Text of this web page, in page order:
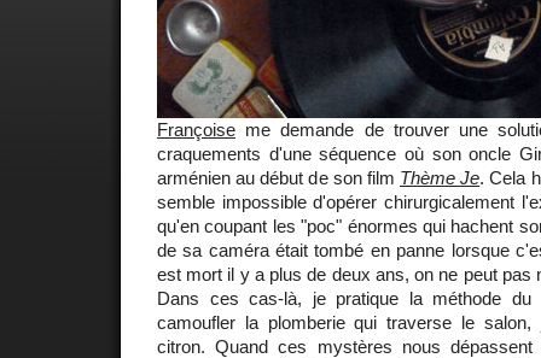
Françoise me demande de trouver une
craquements d'une séquence où son oncle
arménien au début de son film Thème Je. Cela
semble impossible d'opérer chirurgicalement
qu'en coupant les "poc" énormes qui hachent
de sa caméra était tombé en panne lorsque
est mort il y a plus de deux ans, on ne peut pas
Dans ces cas-là, je pratique la méthode
camoufler la plomberie qui traverse le
citron. Quand ces mystères nous